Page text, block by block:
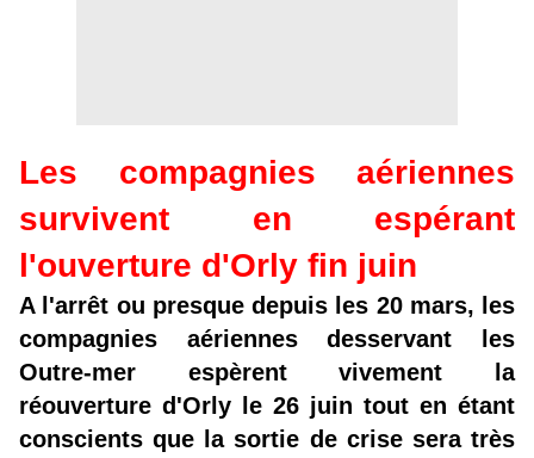
Les compagnies aériennes
survivent en espérant
l'ouverture d'Orly fin juin
A l'arrêt ou presque depuis les 20 mars, les
compagnies aériennes desservant les
Outre-mer espèrent vivement la
réouverture d'Orly le 26 juin tout en étant
conscients que la sortie de crise sera très